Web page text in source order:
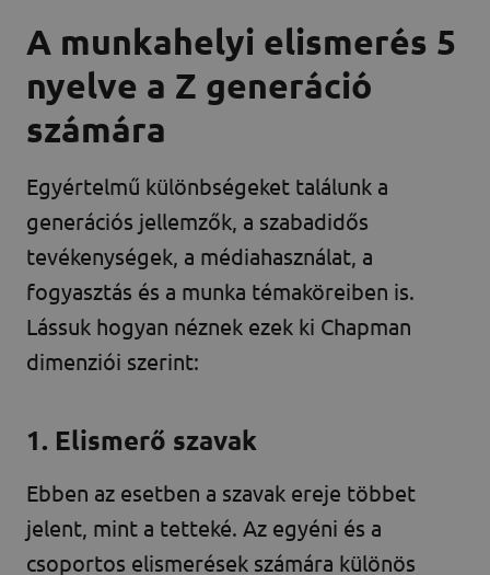
A munkahelyi elismerés 5
nyelve a Z generáció
számára
Egyértelmű különbségeket találunk a
generációs jellemzők, a szabadidős
tevékenységek, a médiahasználat, a
fogyasztás és a munka témaköreiben is.
Lássuk hogyan néznek ezek ki Chapman
dimenziói szerint:
1. Elismerő szavak
Ebben az esetben a szavak ereje többet
jelent, mint a tetteké. Az egyéni és a
csoportos elismerések számára különös